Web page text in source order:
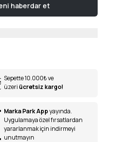
haberdar et
Sepette 10.000₺ve
üzeri ücretsiz kargo!
Marka Park Appyayında.
Uygulamaya özel fırsatlardan
yararlanmak için indirmeyi
unutmayın